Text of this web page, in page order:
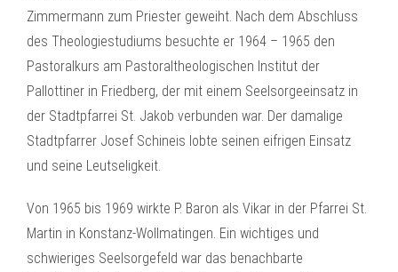
Zimmermann zum Priester geweiht. Nach dem Abschluss
des Theologiestudiums besuchte er 1964 – 1965 den
Pastoralkurs am Pastoraltheologischen Institut der
Pallottiner in Friedberg, der mit einem Seelsorgeeinsatz in
der Stadtpfarrei St. Jakob verbunden war. Der damalige
Stadtpfarrer Josef Schineis lobte seinen eifrigen Einsatz
und seine Leutseligkeit.
Von 1965 bis 1969 wirkte P. Baron als Vikar in der Pfarrei St.
Martin in Konstanz-Wollmatingen. Ein wichtiges und
schwieriges Seelsorgefeld war das benachbarte